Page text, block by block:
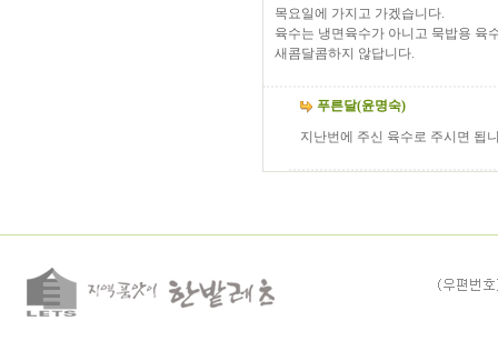
목요일에 가지고 가겠습니다.
육수는 냉면육수가 아니고 묵밥용 육
새콤달콤하지 않답니다.
푸른달(윤명숙)
지난번에 주신 육수로 주시면 됩